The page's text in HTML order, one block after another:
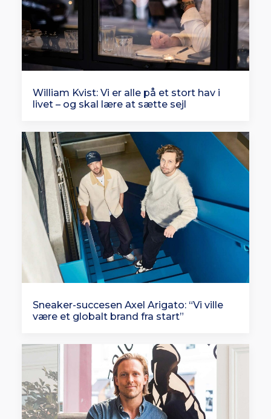
William Kvist: Vi er alle på et stort hav i
livet – og skal lære at sætte sejl
Sneaker-succesen Axel Arigato: “Vi ville
være et globalt brand fra start”